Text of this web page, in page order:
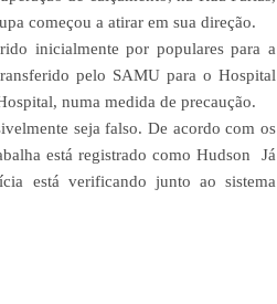
começou a atirar em sua direção.
inicialmente por populares para a
pelo SAMU para o Hospital
numa medida de precaução.
seja falso. De acordo com os
está registrado como Hudson Já
está verificando junto ao sistema